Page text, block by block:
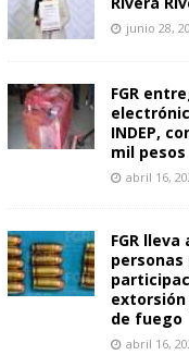
junio 28,
FGR
INDEP,
mil
abril 16,
FGR
personas
de fuego
abril 16,